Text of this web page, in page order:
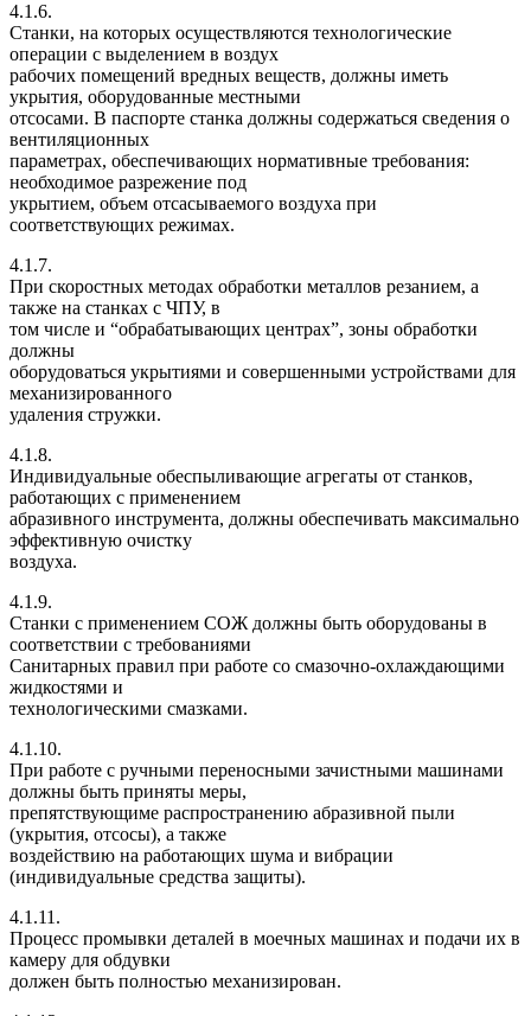
4.1.6.
Станки, на которых осуществляются технологические
операции с выделением в воздух
рабочих помещений вредных веществ, должны иметь
укрытия, оборудованные местными
отсосами. В паспорте станка должны содержаться сведения о
вентиляционных
параметрах, обеспечивающих нормативные требования:
необходимое разрежение под
укрытием, объем отсасываемого воздуха при
соответствующих режимах.
4.1.7.
При скоростных методах обработки металлов резанием, а
также на станках с ЧПУ, в
том числе и “обрабатывающих центрах”, зоны обработки
должны
оборудоваться укрытиями и совершенными устройствами для
механизированного
удаления стружки.
4.1.8.
Индивидуальные обеспыливающие агрегаты от станков,
работающих с применением
абразивного инструмента, должны обеспечивать максимально
эффективную очистку
воздуха.
4.1.9.
Станки с применением СОЖ должны быть оборудованы в
соответствии с требованиями
Санитарных правил при работе со смазочно-охлаждающими
жидкостями и
технологическими смазками.
4.1.10.
При работе с ручными переносными зачистными машинами
должны быть приняты меры,
препятствующиме распространению абразивной пыли
(укрытия, отсосы), а также
воздействию на работающих шума и вибрации
(индивидуальные средства защиты).
4.1.11.
Процесс промывки деталей в моечных машинах и подачи их в
камеру для обдувки
должен быть полностью механизирован.